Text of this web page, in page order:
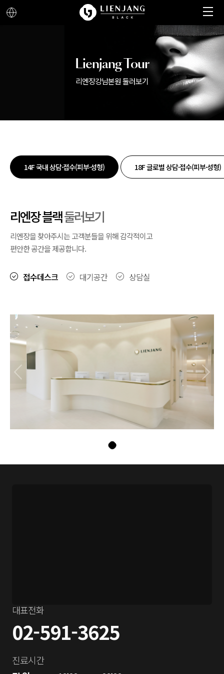
Lienjang Tour
리엔장강남본원 둘러보기
14F 국내 상담·접수(피부·성형) 18F 글로벌 상담·접수(피부·성형)
리엔장 블랙둘러보기
리엔장을 찾아주시는 고객분들을 위해 감각적이고
편안한 공간을 제공합니다.
접수데스크 대기공간 상담실
대표전화
02-591-3625
진료시간